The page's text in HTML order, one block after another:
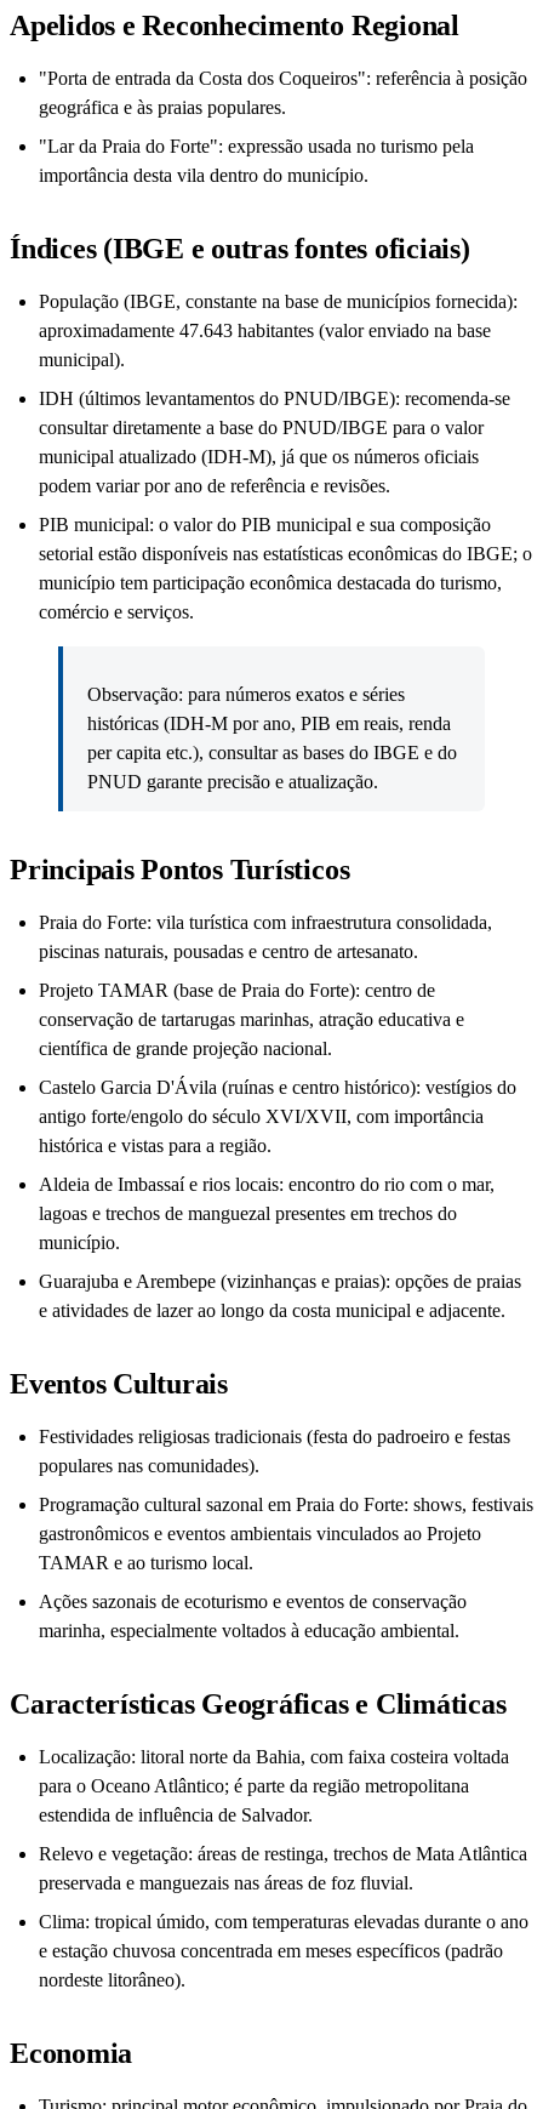
Apelidos e Reconhecimento Regional
"Porta de entrada da Costa dos Coqueiros": referência à posição
geográfica e às praias populares.
"Lar da Praia do Forte": expressão usada no turismo pela
importância desta vila dentro do município.
Índices (IBGE e outras fontes oficiais)
População (IBGE, constante na base de municípios fornecida):
aproximadamente 47.643 habitantes (valor enviado na base
municipal).
IDH (últimos levantamentos do PNUD/IBGE): recomenda-se
consultar diretamente a base do PNUD/IBGE para o valor
municipal atualizado (IDH-M), já que os números oficiais
podem variar por ano de referência e revisões.
PIB municipal: o valor do PIB municipal e sua composição
setorial estão disponíveis nas estatísticas econômicas do IBGE; o
município tem participação econômica destacada do turismo,
comércio e serviços.
Observação: para números exatos e séries
históricas (IDH-M por ano, PIB em reais, renda
per capita etc.), consultar as bases do IBGE e do
PNUD garante precisão e atualização.
Principais Pontos Turísticos
Praia do Forte: vila turística com infraestrutura consolidada,
piscinas naturais, pousadas e centro de artesanato.
Projeto TAMAR (base de Praia do Forte): centro de
conservação de tartarugas marinhas, atração educativa e
científica de grande projeção nacional.
Castelo Garcia D'Ávila (ruínas e centro histórico): vestígios do
antigo forte/engolo do século XVI/XVII, com importância
histórica e vistas para a região.
Aldeia de Imbassaí e rios locais: encontro do rio com o mar,
lagoas e trechos de manguezal presentes em trechos do
município.
Guarajuba e Arembepe (vizinhanças e praias): opções de praias
e atividades de lazer ao longo da costa municipal e adjacente.
Eventos Culturais
Festividades religiosas tradicionais (festa do padroeiro e festas
populares nas comunidades).
Programação cultural sazonal em Praia do Forte: shows, festivais
gastronômicos e eventos ambientais vinculados ao Projeto
TAMAR e ao turismo local.
Ações sazonais de ecoturismo e eventos de conservação
marinha, especialmente voltados à educação ambiental.
Características Geográficas e Climáticas
Localização: litoral norte da Bahia, com faixa costeira voltada
para o Oceano Atlântico; é parte da região metropolitana
estendida de influência de Salvador.
Relevo e vegetação: áreas de restinga, trechos de Mata Atlântica
preservada e manguezais nas áreas de foz fluvial.
Clima: tropical úmido, com temperaturas elevadas durante o ano
e estação chuvosa concentrada em meses específicos (padrão
nordeste litorâneo).
Economia